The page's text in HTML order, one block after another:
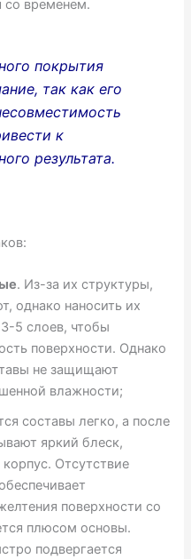
со временем.
покрытия
так как его
к
результата.
. Из-за их структуры,
однако наносить их
5 слоев, чтобы
поверхности. Однако
не защищают
влажности;
составы легко, а после
яркий блеск,
Отсутствие
поверхности со
плюсом основы.
подвергается